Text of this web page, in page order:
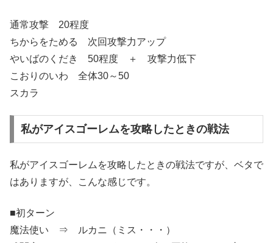
通常攻撃 20程度
ちからをためる 次回攻撃力アップ
やいばのくだき 50程度 ＋ 攻撃力低下
こおりのいわ 全体30～50
スカラ
私がアイスゴーレムを攻略したときの戦法
私がアイスゴーレムを攻略したときの戦法ですが、ベタで
はありますが、こんな感じです。
■初ターン
魔法使い ⇒ ルカニ（ミス・・・）